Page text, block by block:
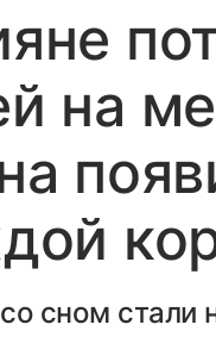
на
сном стали